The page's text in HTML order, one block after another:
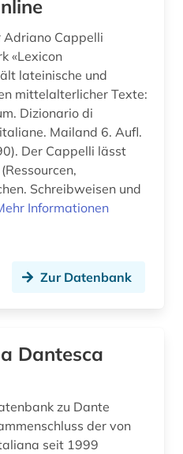
Adriano Cappelli
«Lexicon
lateinische und
mittelalterlicher Texte:
Dizionario di
Mailand 6. Aufl.
Der Cappelli lässt
Schreibweisen und
Informationen
Zur Datenbank
Dantesca
zu Dante
der von
seit 1999